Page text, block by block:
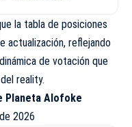
la tabla de posiciones
actualización, reflejando
de votación que
reality.
Planeta Alofoke
2026